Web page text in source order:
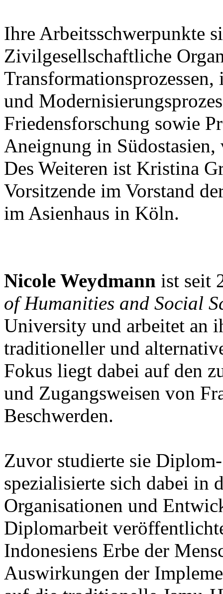
Ihre Arbeitsschwerpunkte
Zivilgesellschaftliche
und
Friedensforschung sowie
Aneignung in
Des Weiteren ist Kristina
Vorsitzende im Vorstand
im Asienhaus in Köln.
Nicole Weydmann ist seit
of Humanities and Social
University und arbeitet an
traditioneller und
Fokus liegt dabei auf den
und Zugangsweisen von
Beschwerden.
Zuvor studierte sie
spezialisierte sich dabei in
Organisationen und
Diplomarbeit
Indonesiens Erbe der
Auswirkungen der